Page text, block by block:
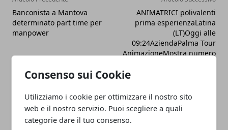
Consenso sui Cookie
Utilizziamo i cookie per ottimizzare il nostro sito
web e il nostro servizio. Puoi scegliere a quali
categorie dare il tuo consenso.
Banconista a Mantova
determinato part time per
manpower
ANIMATRICI polivalenti
prima esperienzaLatina
(LT)Oggi alle
09:24AziendaPalma Tour
AnimazioneMostra numero